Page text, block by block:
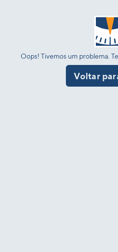
Oops! Tivemos um problema.
Voltar